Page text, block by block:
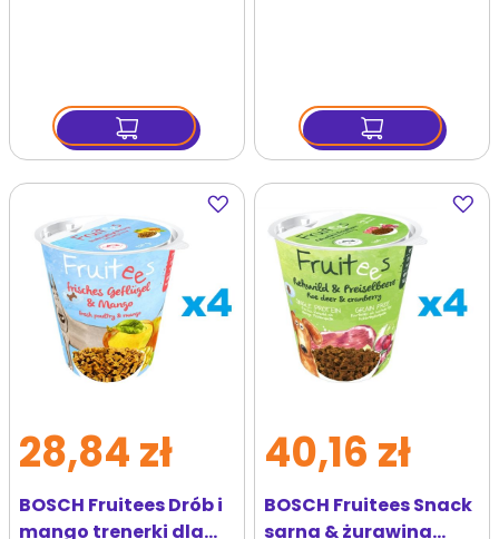
Dodaj
do
ulubionych
BOSCH Fruitees Drób i
mango trenerki dla
28,84 zł
Dodaj
do
BOSCH Fruitees Snack
sarna & żurawina
40,16 zł